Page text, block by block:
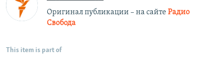
Оригинал публикации – на сайте Радио
Свобода
This item is part of